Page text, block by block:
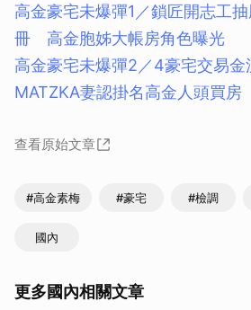
高金豪宅未爆彈1／鎖匠開志工
冊 高金胞姊大帳房角色曝光
高金豪宅未爆彈2／4豪宅交易
MATZKA妻認掛名高金人頭買房
查看原始文章
#高金素梅 #豪宅 #檢調
國內
更多國內相關文章